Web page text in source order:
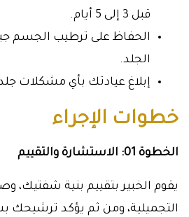
قبل 3 إلى 5 أيام.
الحفاظ على ترطيب الجسم
الجلد.
إبلاغ عيادتك بأي مشكلات
خطوات الإجراء
الخطوة 01: الاستشارة والتقييم
يقوم الخبير بتقييم بنية شفتيك،
التجميلية، ومن ثم يؤكد